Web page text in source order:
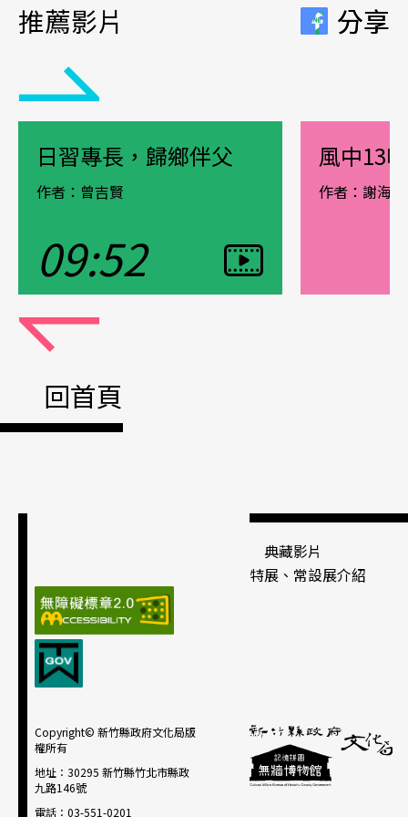
推薦影片 分享
分享
Pause
觀看影片
日習專長，歸鄉伴父
作者：曾吉賢
09:52
風中13
作者：謝海
回首頁
Copyright© 新竹縣政府文化局版
權所有
地址：30295 新竹縣竹北市縣政
九路146號
電話：03-551-0201
典藏影片
特展、常設展介紹